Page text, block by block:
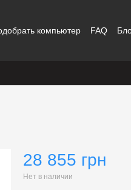
компьютер FAQ
28 855 грн
Нет в наличии